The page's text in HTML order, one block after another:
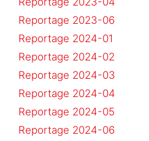
Reportage 2023-06
Reportage 2024-01
Reportage 2024-02
Reportage 2024-03
Reportage 2024-04
Reportage 2024-05
Reportage 2024-06